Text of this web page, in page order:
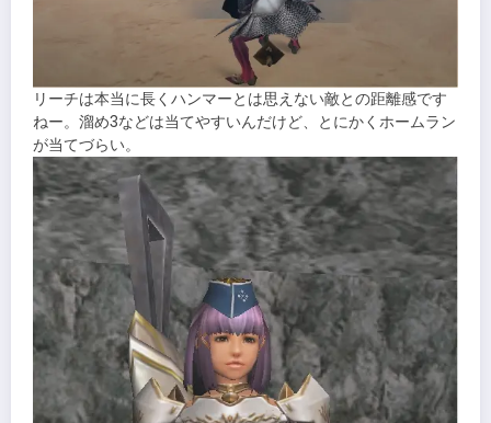
リーチは本当に長くハンマーとは思えない敵との距離感です
ねー。溜め3などは当てやすいんだけど、とにかくホームラン
が当てづらい。